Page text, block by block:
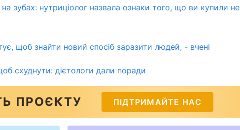
зубах: нутриціолог назвала ознаки того, що ви купили не
щоб знайти новий спосіб заразити людей, - вчені
схуднути: дієтологи дали поради
ПРОЄКТУ ПІДТРИМАЙТЕ НАС